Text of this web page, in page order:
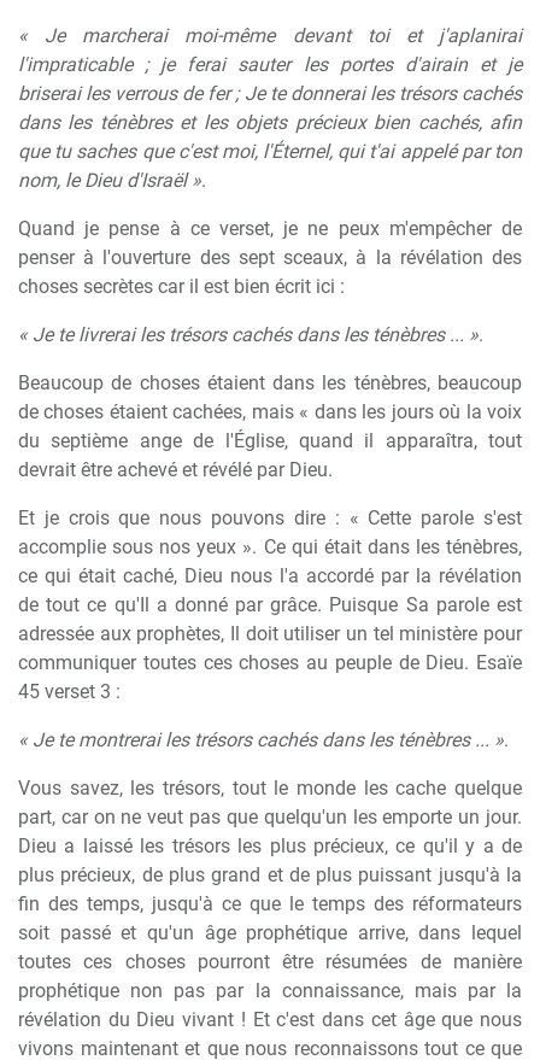
« Je marcherai moi-même devant toi et j'aplanirai
l'impraticable ; je ferai sauter les portes d'airain et je
briserai les verrous de fer ; Je te donnerai les trésors cachés
dans les ténèbres et les objets précieux bien cachés, afin
que tu saches que c'est moi, l'Éternel, qui t'ai appelé par ton
nom, le Dieu d'Israël ».
Quand je pense à ce verset, je ne peux m'empêcher de
penser à l'ouverture des sept sceaux, à la révélation des
choses secrètes car il est bien écrit ici :
« Je te livrerai les trésors cachés dans les ténèbres ... ».
Beaucoup de choses étaient dans les ténèbres, beaucoup
de choses étaient cachées, mais « dans les jours où la voix
du septième ange de l'Église, quand il apparaîtra, tout
devrait être achevé et révélé par Dieu.
Et je crois que nous pouvons dire : « Cette parole s'est
accomplie sous nos yeux ». Ce qui était dans les ténèbres,
ce qui était caché, Dieu nous l'a accordé par la révélation
de tout ce qu'Il a donné par grâce. Puisque Sa parole est
adressée aux prophètes, Il doit utiliser un tel ministère pour
communiquer toutes ces choses au peuple de Dieu. Esaïe
45 verset 3 :
« Je te montrerai les trésors cachés dans les ténèbres ... ».
Vous savez, les trésors, tout le monde les cache quelque
part, car on ne veut pas que quelqu'un les emporte un jour.
Dieu a laissé les trésors les plus précieux, ce qu'il y a de
plus précieux, de plus grand et de plus puissant jusqu'à la
fin des temps, jusqu'à ce que le temps des réformateurs
soit passé et qu'un âge prophétique arrive, dans lequel
toutes ces choses pourront être résumées de manière
prophétique non pas par la connaissance, mais par la
révélation du Dieu vivant ! Et c'est dans cet âge que nous
vivons maintenant et que nous reconnaissons tout ce que